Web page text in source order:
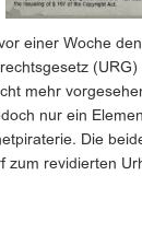
einer Woche
(URG)
mehr
nur ein
Die
zum revidierten